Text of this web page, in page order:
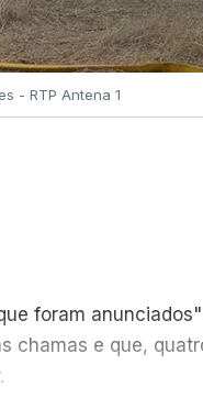
- RTP Antena 1
foram
chamas e que,